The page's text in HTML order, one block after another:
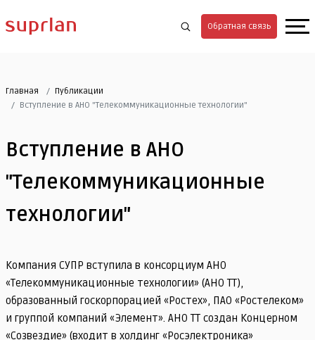
Обратная связь
Главная
Публикации
Вступление в АНО "Телекоммуникационные технологии"
Вступление в АНО
"Телекоммуникационные
технологии"
Компания СУПР вступила в консорциум АНО
«Телекоммуникационные технологии» (АНО ТТ),
образованный госкорпорацией «Ростех», ПАО «Ростелеком»
и группой компаний «Элемент». АНО ТТ создан Концерном
«Созвездие» (входит в холдинг «Росэлектроника»